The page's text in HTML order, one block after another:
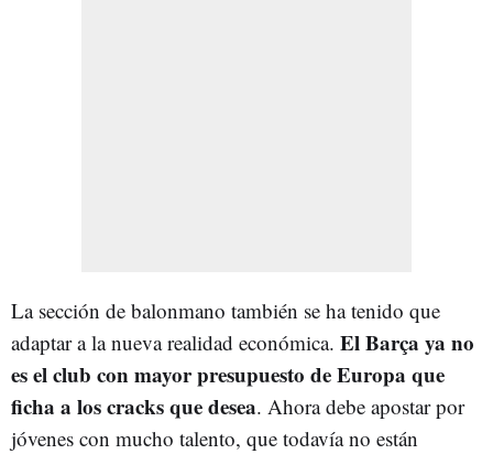
La sección de balonmano también se ha tenido que
adaptar a la nueva realidad económica. El Barça ya no
es el club con mayor presupuesto de Europa que
ficha a los cracks que desea. Ahora debe apostar por
jóvenes con mucho talento, que todavía no están